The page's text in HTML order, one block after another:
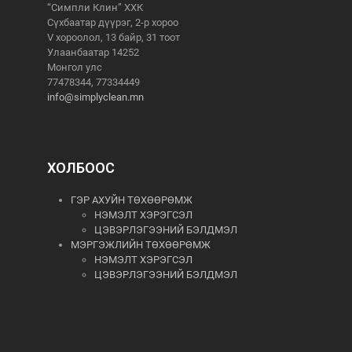
“Симпли Клин” ХХК
Сүхбаатар дүүрэг, 2-р хороо
V хороолол, 13 байр, 31 тоот
Улаанбаатар 14252
Монгол улс
77478344, 77334449
info@simplyclean.mn
ХОЛБООС
ГЭР АХУЙН ТӨХӨӨРӨМЖ
НЭМЭЛТ ХЭРЭГСЭЛ
ЦЭВЭРЛЭГЭЭНИЙ БЭЛДМЭЛ
МЭРГЭЖЛИЙН ТӨХӨӨРӨМЖ
НЭМЭЛТ ХЭРЭГСЭЛ
ЦЭВЭРЛЭГЭЭНИЙ БЭЛДМЭЛ